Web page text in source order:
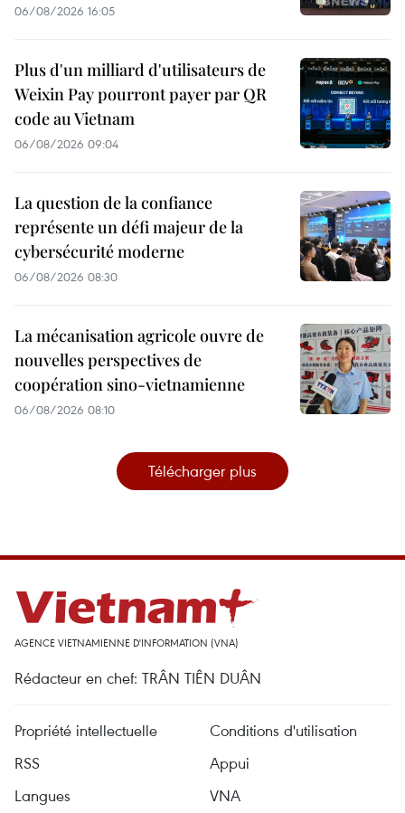
06/08/2026 16:05
Plus d'un milliard d'utilisateurs de
Weixin Pay pourront payer par QR
code au Vietnam
06/08/2026 09:04
La question de la confiance
représente un défi majeur de la
cybersécurité moderne
06/08/2026 08:30
La mécanisation agricole ouvre de
nouvelles perspectives de
coopération sino-vietnamienne
06/08/2026 08:10
Télécharger plus
AGENCE VIETNAMIENNE D'INFORMATION (VNA)
Rédacteur en chef: TRÂN TIÊN DUÂN
Propriété intellectuelle
Conditions d'utilisation
RSS
Appui
Langues
VNA